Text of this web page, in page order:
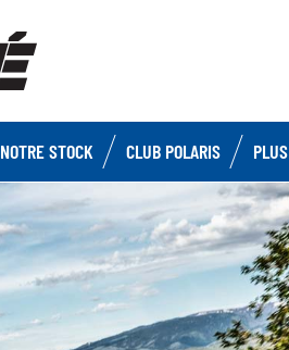
NOTRE STOCK CLUB POLARIS PLUS